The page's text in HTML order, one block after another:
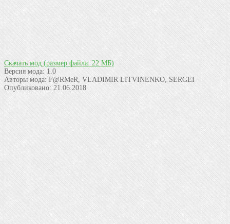
Скачать мод (размер файла: 22 МБ)
Версия мода: 1.0
Авторы мода:F@RMeR, VLADIMIR LITVINENKO, SERGEI
Опубликовано:21.06.2018